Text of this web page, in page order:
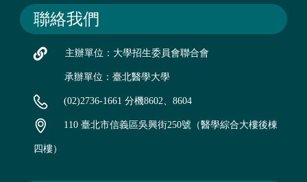
聯絡我們
主辦單位：大學招生委員會聯合會
承辦單位：臺北醫學大學
(02)2736-1661 分機8602、8604
110 臺北市信義區吳興街250號（醫學綜合大樓後棟
四樓）